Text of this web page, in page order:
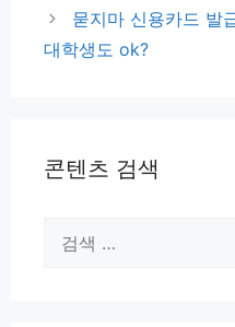
리
묻지마 신용카드 발
대학생도 ok?
콘텐츠 검색